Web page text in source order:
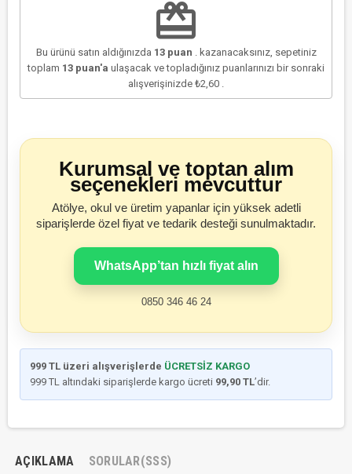
redeem
Bu ürünü satın aldığınızda 13puan . kazanacaksınız, sepetiniz
toplam 13 puan'a ulaşacak ve topladığınız puanlarınızı bir sonraki
alışverişinizde ₺2,60
Kurumsal ve toptan alım
seçenekleri mevcuttur
Atölye, okul ve üretim yapanlar için yüksek adetli
siparişlerde özel fiyat ve tedarik desteği sunulmaktadır.
WhatsApp’tan hızlı fiyat alın
0850 346 46 24
999 TL üzeri alışverişlerde ÜCRETSİZ KARGO
999 TL altındaki siparişlerde kargo ücreti 99,90 TL’dir.
AÇIKLAMA SORULAR(SSS)